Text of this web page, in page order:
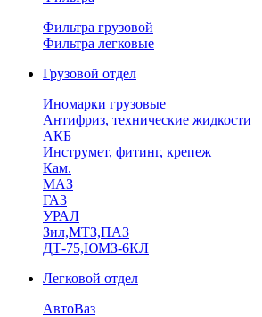
Фильтра грузовой
Фильтра легковые
Грузовой отдел
Иномарки грузовые
Антифриз, технические жидкости
АКБ
Инструмет, фитинг, крепеж
Кам.
МАЗ
ГА3
УРАЛ
Зил,МТЗ,ПАЗ
ДТ-75,ЮМЗ-6КЛ
Легковой отдел
АвтоВаз